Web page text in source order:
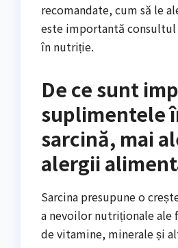
recomandate, cum să le
este importantă
în nutriție.
De ce sunt
suplimentele
sarcină, mai
alergii
Sarcina presupune o
a nevoilor nutriționale ale
de vitamine, minerale și